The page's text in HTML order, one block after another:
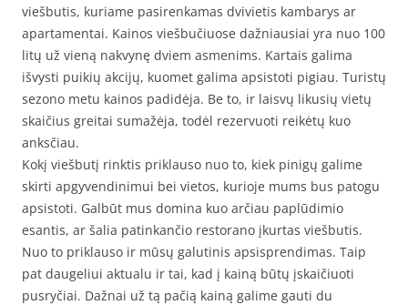
viešbutis, kuriame pasirenkamas dvivietis kambarys ar
apartamentai. Kainos viešbučiuose dažniausiai yra nuo 100
litų už vieną nakvynę dviem asmenims. Kartais galima
išvysti puikių akcijų, kuomet galima apsistoti pigiau. Turistų
sezono metu kainos padidėja. Be to, ir laisvų likusių vietų
skaičius greitai sumažėja, todėl rezervuoti reikėtų kuo
anksčiau.
Kokį viešbutį rinktis priklauso nuo to, kiek pinigų galime
skirti apgyvendinimui bei vietos, kurioje mums bus patogu
apsistoti. Galbūt mus domina kuo arčiau paplūdimio
esantis, ar šalia patinkančio restorano įkurtas viešbutis.
Nuo to priklauso ir mūsų galutinis apsisprendimas. Taip
pat daugeliui aktualu ir tai, kad į kainą būtų įskaičiuoti
pusryčiai. Dažnai už tą pačią kainą galime gauti du